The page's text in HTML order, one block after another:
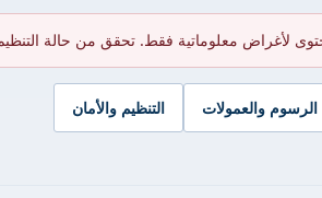
لأغراض معلوماتية فقط. تحقق من حالة
الرسوم والعمولات التنظيم والأمان